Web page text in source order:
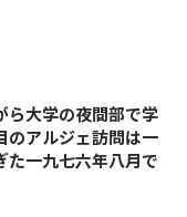
ら大学の夜間部で学
のアルジェ訪問は一
た一九七六年八月で